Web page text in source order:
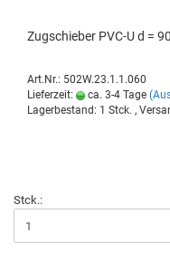
Zug­schie­ber PVC-U d =
Art.Nr.: 502W.23.1.1.060
Lieferzeit:
ca. 3-4 Tage
Lagerbestand: 1 Stck. ,
Stck.: